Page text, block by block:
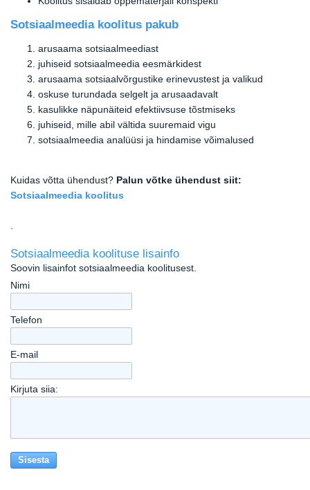
Sotsiaalmeedia koolitus pakub
arusaama sotsiaalmeediast
juhiseid sotsiaalmeedia eesmärkidest
arusaama sotsiaalvõrgustike erinevustest ja valikud
oskuse turundada selgelt ja arusaadavalt
kasulikke näpunäiteid efektiivsuse tõstmiseks
juhiseid, mille abil vältida suuremaid vigu
sotsiaalmeedia analüüsi ja hindamise võimalused
Kuidas võtta ühendust? Palun võtke ühendust siit:
Sotsiaalmeedia koolitus
Sotsiaalmeedia koolituse lisainfo
Soovin lisainfot sotsiaalmeedia koolitusest.
Nimi
Telefon
E-mail
Kirjuta siia: